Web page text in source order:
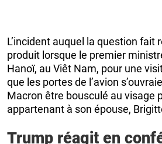
L’incident auquel la question fait
produit lorsque le premier
Hanoï, au Viêt Nam, pour une
que les portes de l’avion
Macron être bousculé au visage
appartenant à son épouse,
Trump réagit en